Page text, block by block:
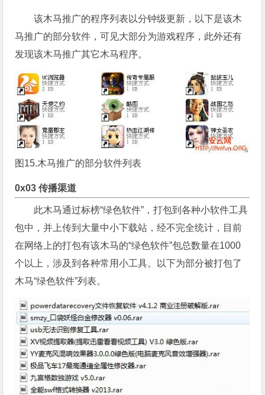
该木马推广的程序列表以分钟级更新，以下是该木
马推广的部分软件，可见大部分为游戏程序，此外还有
发现该木马推广其它木马程序。
图15.木马推广的部分软件列表
0x03 传播渠道
此木马通过标榜“绿色软件”，打包到各种小软件工具
包中，并上传到大量中小下载站，经不完全统计，目前
在网络上的打包有该木马的“绿色软件”包总数量在1000
个以上，涉及到各种常用小工具。以下为部分被打包了
木马“绿色软件”列表。